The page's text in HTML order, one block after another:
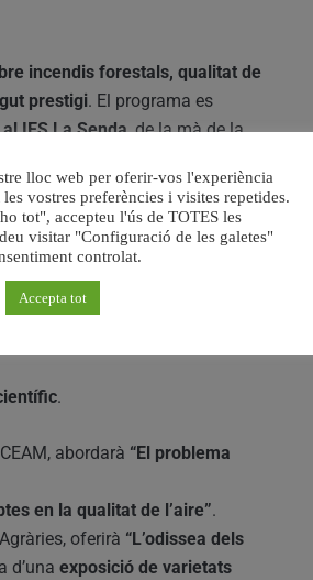
incendis forestals, qualitat de
prestigi. El programa es
IES La Senda, de la mà de la
ho permeten).
delcanal de YouTube de Quart
.
abordarà “El problema
en la qualitat de l’aire”.
oferirà “L’odissea dels
d’una exposició de varietats
lloc web per oferir-vos l'experiència
vostres preferències i visites repetides.
tot", accepteu l'ús de TOTES les
visitar "Configuració de les galetes"
controlat.
Accepta tot